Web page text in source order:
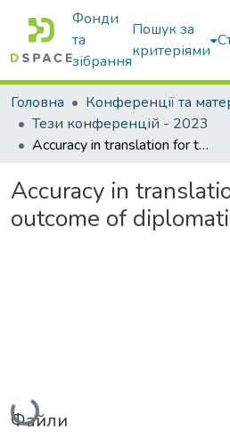
Фонди
та
зібрання
Пошук за
критеріями
Головна
Тези конференцій - 2023
Accuracy in translation for the outcome of diplomatic negotiations
Accuracy in
outcome of
Вантажиться...
Файли